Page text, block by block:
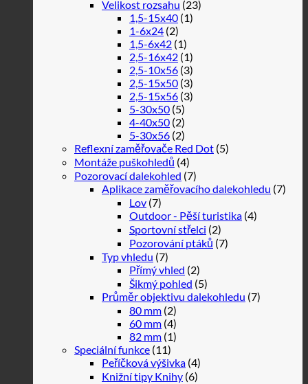
Velikost rozsahu (23)
1,5-15x40 (1)
1-6x24 (2)
1,5-6x42 (1)
2,5-16x42 (1)
2,5-10x56 (3)
2,5-15x50 (3)
2,5-15x56 (3)
5-30x50 (5)
4-40x50 (2)
5-30x56 (2)
Reflexní zaměřovače Red Dot (5)
Montáže puškohledů (4)
Pozorovací dalekohled (7)
Aplikace zaměřovacího dalekohledu (7)
Lov (7)
Outdoor - Pěší turistika (4)
Sportovní střelci (2)
Pozorování ptáků (7)
Typ vhledu (7)
Přímý vhled (2)
Šikmý pohled (5)
Průměr objektivu dalekohledu (7)
80 mm (2)
60 mm (4)
82 mm (1)
Speciální funkce (11)
Peříčková výšivka (4)
Knižní tipy Knihy (6)